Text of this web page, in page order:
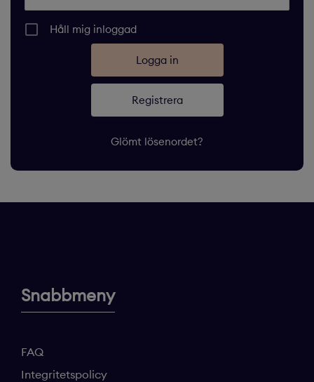
Håll mig inloggad
Registrera
Glömt lösenordet?
Snabbmeny
FAQ
Integritetspolicy